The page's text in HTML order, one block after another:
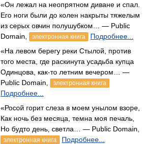
«Он лежал на неопрятном диване и спал.
Его ноги были до колен накрыты тяжелым
из серых овчин полушубком… — Public
Domain,
электронная книга
Подробнее...
«На левом берегу реки Стылой, против
того места, где раскинута усадьба купца
Одинцова, как-то летним вечером… —
Public Domain,
электронная книга
Подробнее...
«Росой горит слеза в моем унылом взоре,
Как ночь без месяца, темна моя печаль,
Но будто день, светла… — Public Domain,
электронная книга
Подробнее...